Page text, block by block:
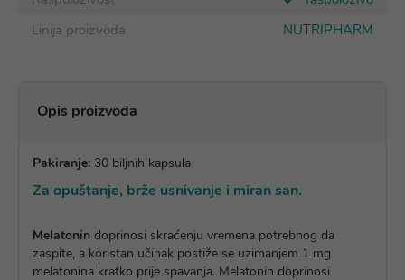
Linija proizvoda
NUTRIPHARM
Opis proizvoda
Pakiranje: 30 biljnih kapsula
Za opuštanje, brže usnivanje i miran san.
Melatonin doprinosi skraćenju vremena potrebnog da
zaspite, a koristan učinak postiže se uzimanjem 1 mg
melatonina kratko prije spavanja. Melatonin doprinosi